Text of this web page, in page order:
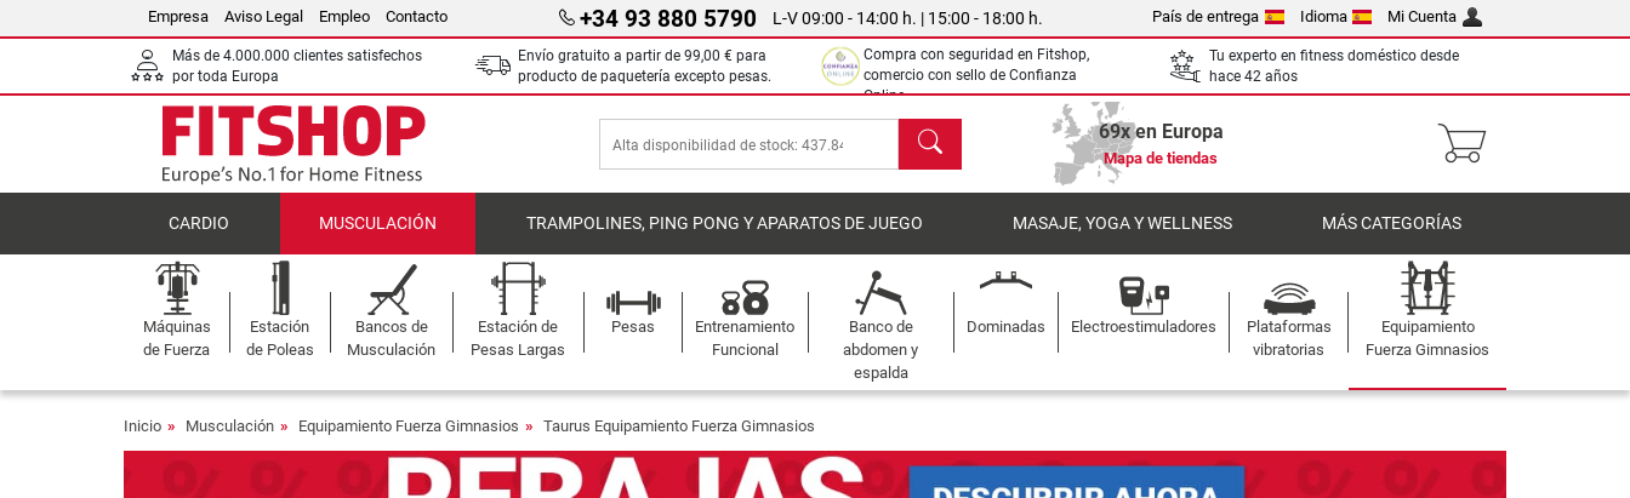
Empresa Aviso Legal Empleo Contacto +34 93 880 5790 L-V 09:00 - 14:00 h. | 15:00 - 18:00 h. País de entrega Idioma Mi Cuenta
Más de 4.000.000 clientes satisfechos
por toda Europa
Envío gratuito a partir de 99,00 € para
producto de paquetería excepto pesas.
Compra con seguridad en Fitshop,
comercio con sello de Confianza
Online.
Tu experto en fitness doméstico desde
hace 42 años
Buscar 69x en Europa
Mapa de tiendas
CARDIO MUSCULACIÓN TRAMPOLINES, PING PONG Y APARATOS DE JUEGO MASAJE, YOGA Y WELLNESS MÁS CATEGORÍAS
Máquinas
de Fuerza
Estación
de Poleas
Bancos de
Musculación
Estación de
Pesas Largas
Pesas
Entrenamiento
Funcional
Banco de
abdomen y
espalda
Dominadas Electroestimuladores
Plataformas
vibratorias
Equipamiento
Fuerza Gimnasios
Inicio Musculación Equipamiento Fuerza Gimnasios Taurus Equipamiento Fuerza Gimnasios